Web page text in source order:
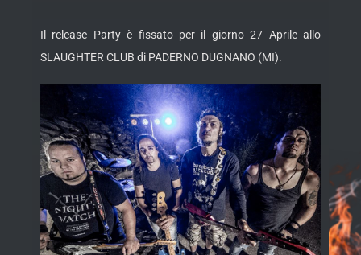
Il release Party è fissato per il giorno 27 Aprile allo
SLAUGHTER CLUB di PADERNO DUGNANO (MI).